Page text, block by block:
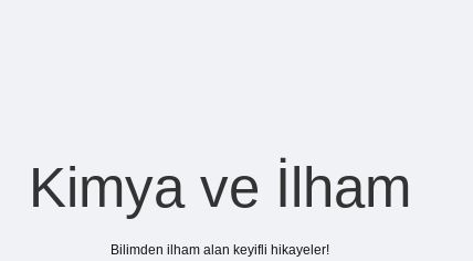
Kimya ve İlham
Bilimden ilham alan keyifli hikayeler!